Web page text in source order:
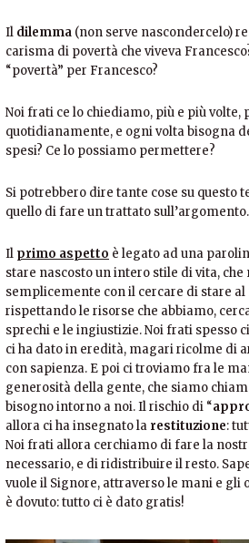
Il dilemma (non serve nascondercelo)
carisma di povertà che viveva
“povertà” per Francesco?
Noi frati ce lo chiediamo, più e più
quotidianamente, e ogni volta bisogna
spesi? Ce lo possiamo permettere?
Si potrebbero dire tante cose su questo
quello di fare un trattato
Il primo aspetto è legato ad una
stare nascosto un intero stile di vita,
semplicemente con il cercare di stare al
rispettando le risorse che abbiamo,
sprechi e le ingiustizie. Noi frati spesso
ci ha dato in eredità, magari ricolme di
con sapienza. E poi ci troviamo fra le
generosità della gente, che siamo
bisogno intorno a noi. Il rischio di “
allora ci ha insegnato la restituzione:
Noi frati allora cerchiamo di fare la
necessario, e di ridistribuire il resto.
vuole il Signore, attraverso le mani e gli
è dovuto: tutto ci è dato gratis!